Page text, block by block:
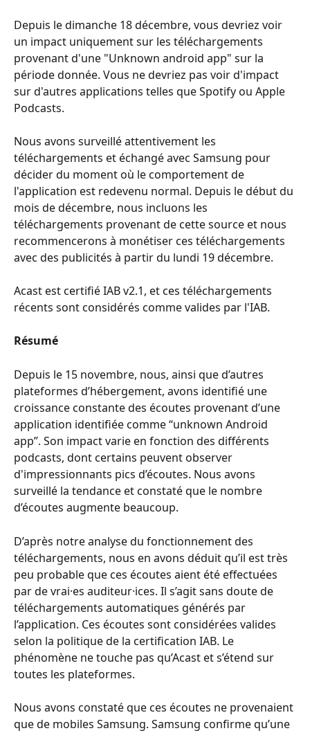
Depuis le dimanche 18 décembre, vous devriez voir
un impact uniquement sur les téléchargements
provenant d'une "Unknown android app" sur la
période donnée. Vous ne devriez pas voir d'impact
sur d'autres applications telles que Spotify ou Apple
Podcasts.
Nous avons surveillé attentivement les
téléchargements et échangé avec Samsung pour
décider du moment où le comportement de
l'application est redevenu normal. Depuis le début du
mois de décembre, nous incluons les
téléchargements provenant de cette source et nous
recommencerons à monétiser ces téléchargements
avec des publicités à partir du lundi 19 décembre.
Acast est certifié IAB v2.1, et ces téléchargements
récents sont considérés comme valides par l'IAB.
Résumé
Depuis le 15 novembre, nous, ainsi que d’autres
plateformes d’hébergement, avons identifié une
croissance constante des écoutes provenant d’une
application identifiée comme “unknown Android
app”. Son impact varie en fonction des différents
podcasts, dont certains peuvent observer
d'impressionnants pics d’écoutes. Nous avons
surveillé la tendance et constaté que le nombre
d’écoutes augmente beaucoup.
D’après notre analyse du fonctionnement des
téléchargements, nous en avons déduit qu’il est très
peu probable que ces écoutes aient été effectuées
par de vrai·es auditeur·ices. Il s’agit sans doute de
téléchargements automatiques générés par
l’application. Ces écoutes sont considérées valides
selon la politique de la certification IAB. Le
phénomène ne touche pas qu’Acast et s’étend sur
toutes les plateformes.
Nous avons constaté que ces écoutes ne provenaient
que de mobiles Samsung. Samsung confirme qu’une